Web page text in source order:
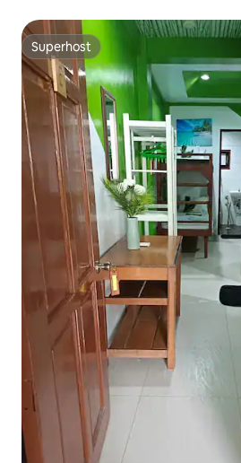
Superhost
Superhost